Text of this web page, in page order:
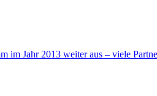
im Jahr 2013 weiter aus – viele